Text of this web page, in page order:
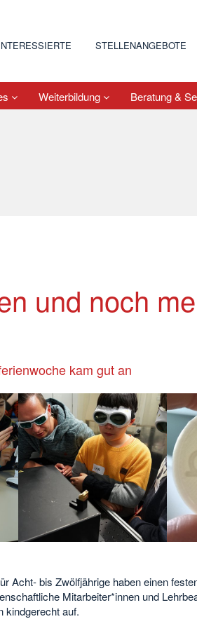
STELLENANGEBOTE
Weiterbildung Beratung &
und noch
kam gut an
Acht- bis Zwölfjährige haben einen
Mitarbeiter*innen und
kindgerecht auf.